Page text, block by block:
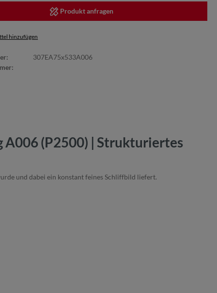
Produkt anfragen
hinzufügen
307EA75x533A006
(P2500) | Strukturiertes
und dabei ein konstant feines Schliffbild liefert.